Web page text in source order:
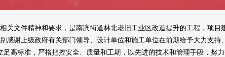
关文件精神和要求，是南滨街道林北老旧工业区改造提升的工程，项
感谢上级政府有关部门领导、设计单位和施工单位在前期给予大力支持
高标准，严格把控安全、质量和工期，以先进的技术和管理手段，努